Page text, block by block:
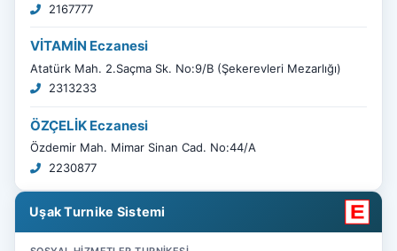
2167777
VİTAMİN Eczanesi
Atatürk Mah. 2.Saçma Sk. No:9/B (Şekerevleri Mezarlığı)
2313233
ÖZÇELİK Eczanesi
Özdemir Mah. Mimar Sinan Cad. No:44/A
2230877
Uşak Turnike Sistemi